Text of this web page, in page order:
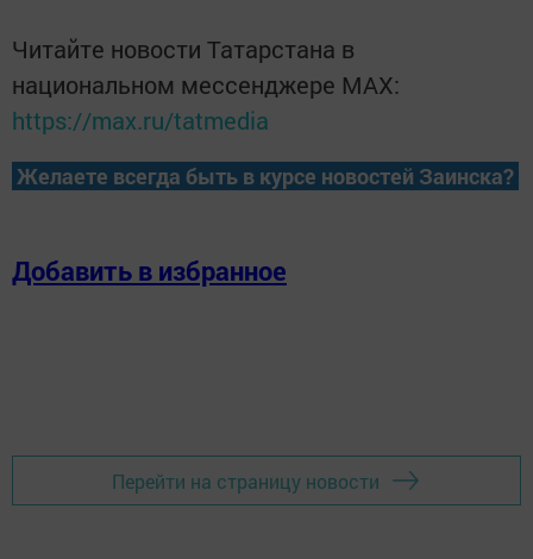
Читайте новости Татарстана в
национальном мессенджере MАХ:
https://max.ru/tatmedia
Желаете всегда быть в курсе новостей Заинска?
Добавить в избранное
Перейти на страницу новости